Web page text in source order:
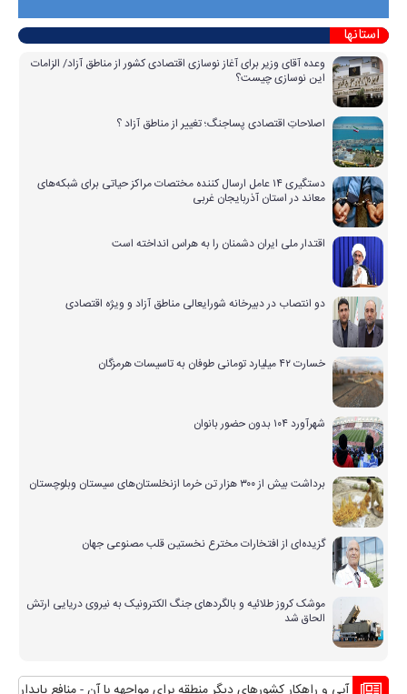
استانها
وعده آقای وزیر برای آغاز نوسازی اقتصادی کشور از مناطق آزاد/ الزامات
این نوسازی چیست؟
اصلاحاتِ اقتصادی پساجنگ؛ تغییر از مناطق آزاد ؟
دستگیری ۱۴ عامل ارسال کننده مختصات مراکز حیاتی برای شبکه‌های
معاند در استان آذربایجان غربی
اقتدار ملی ایران دشمنان را به هراس انداخته است
دو انتصاب در دبیرخانه شورایعالی مناطق آزاد و ویژه اقتصادی
خسارت ۴۲ میلیارد تومانی طوفان به تاسیسات هرمزگان
شهرآورد ۱۰۴ بدون حضور بانوان
برداشت بیش از ۳۰۰ هزار تن خرما ازنخلستان‌های سیستان وبلوچستان
گزیده‌ای از افتخارات مخترع نخستین قلب مصنوعی جهان
موشک کروز طلائیه و بالگردهای جنگ الکترونیک به نیروی دریایی ارتش
الحاق شد